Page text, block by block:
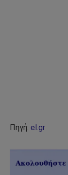
Πηγή: el.gr